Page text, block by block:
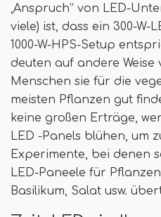
„Anspruch“ von LED-
viele) ist, dass ein 300-W-
1000-W-HPS-Setup
deuten auf andere Weise
Menschen sie für die
meisten Pflanzen gut
keine großen Erträge,
LED -Panels blühen, um
Experimente, bei denen
LED-Paneele für
Basilikum, Salat usw.